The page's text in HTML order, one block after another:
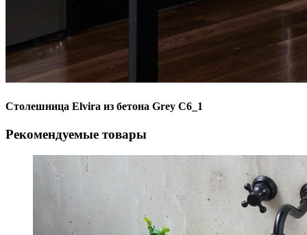
Столешница Elvira из бетона Grey C6_1
Рекомендуемые товары